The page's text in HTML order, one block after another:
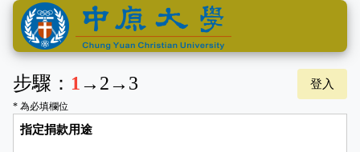
步驟： 1→ 2→ 3 登入
* 為必填欄位
指定捐款用途